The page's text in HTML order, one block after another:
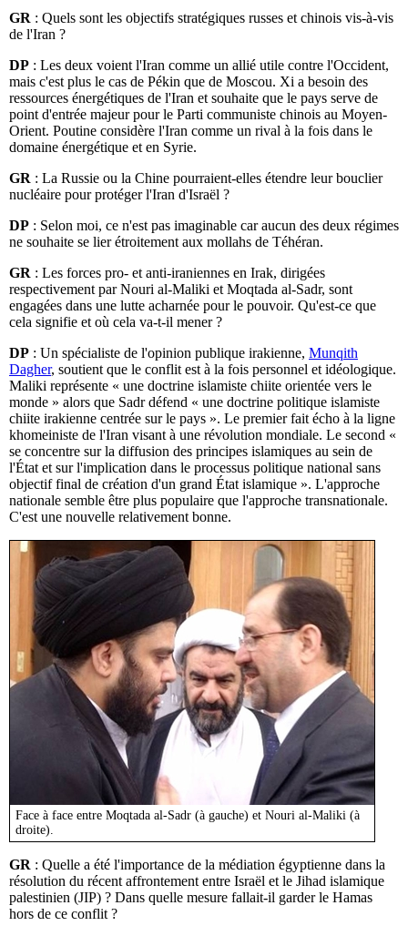
GR : Quels sont les objectifs stratégiques russes et chinois vis-à-vis
de l'Iran ?
DP : Les deux voient l'Iran comme un allié utile contre l'Occident,
mais c'est plus le cas de Pékin que de Moscou. Xi a besoin des
ressources énergétiques de l'Iran et souhaite que le pays serve de
point d'entrée majeur pour le Parti communiste chinois au Moyen-
Orient. Poutine considère l'Iran comme un rival à la fois dans le
domaine énergétique et en Syrie.
GR : La Russie ou la Chine pourraient-elles étendre leur bouclier
nucléaire pour protéger l'Iran d'Israël ?
DP : Selon moi, ce n'est pas imaginable car aucun des deux régimes
ne souhaite se lier étroitement aux mollahs de Téhéran.
GR : Les forces pro- et anti-iraniennes en Irak, dirigées
respectivement par Nouri al-Maliki et Moqtada al-Sadr, sont
engagées dans une lutte acharnée pour le pouvoir. Qu'est-ce que
cela signifie et où cela va-t-il mener ?
DP : Un spécialiste de l'opinion publique irakienne, Munqith
Dagher, soutient que le conflit est à la fois personnel et idéologique.
Maliki représente « une doctrine islamiste chiite orientée vers le
monde » alors que Sadr défend « une doctrine politique islamiste
chiite irakienne centrée sur le pays ». Le premier fait écho à la ligne
khomeiniste de l'Iran visant à une révolution mondiale. Le second «
se concentre sur la diffusion des principes islamiques au sein de
l'État et sur l'implication dans le processus politique national sans
objectif final de création d'un grand État islamique ». L'approche
nationale semble être plus populaire que l'approche transnationale.
C'est une nouvelle relativement bonne.
Face à face entre Moqtada al-Sadr (à gauche) et Nouri al-Maliki (à
droite).
GR : Quelle a été l'importance de la médiation égyptienne dans la
résolution du récent affrontement entre Israël et le Jihad islamique
palestinien (JIP) ? Dans quelle mesure fallait-il garder le Hamas
hors de ce conflit ?